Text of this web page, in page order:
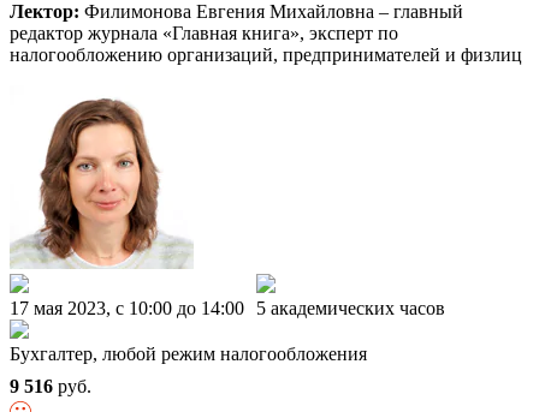
Лектор: Филимонова Евгения Михайловна – главный
редактор журнала «Главная книга», эксперт по
налогообложению организаций, предпринимателей и физлиц
17 мая 2023, c 10:00 до 14:00 5 академических часов
Бухгалтер, любой режим налогообложения
9 516 руб.